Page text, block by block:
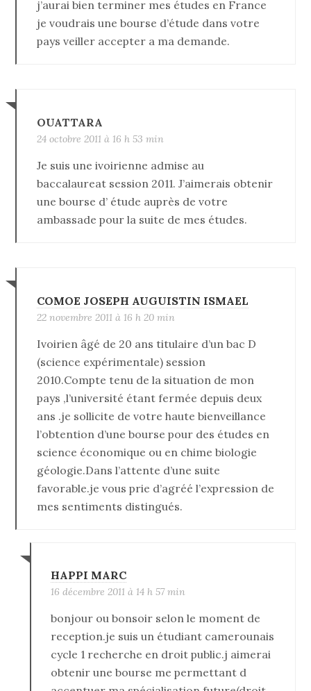
j’aurai bien terminer mes études en France
je voudrais une bourse d’étude dans votre
pays veiller accepter a ma demande.
OUATTARA
24 octobre 2011 à 16 h 53 min
Je suis une ivoirienne admise au
baccalaureat session 2011. J’aimerais obtenir
une bourse d’ étude auprès de votre
ambassade pour la suite de mes études.
COMOE JOSEPH AUGUISTIN ISMAEL
22 novembre 2011 à 16 h 20 min
Ivoirien âgé de 20 ans titulaire d’un bac D
(science expérimentale) session
2010.Compte tenu de la situation de mon
pays ,l’université étant fermée depuis deux
ans .je sollicite de votre haute bienveillance
l’obtention d’une bourse pour des études en
science économique ou en chime biologie
géologie.Dans l’attente d’une suite
favorable.je vous prie d’agréé l’expression de
mes sentiments distingués.
HAPPI MARC
16 décembre 2011 à 14 h 57 min
bonjour ou bonsoir selon le moment de
reception.je suis un étudiant camerounais
cycle 1 recherche en droit public.j aimerai
obtenir une bourse me permettant d